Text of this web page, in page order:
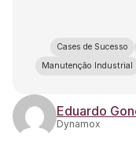
Cases de Sucesso
Manutenção Industrial
Eduardo
Dynamox